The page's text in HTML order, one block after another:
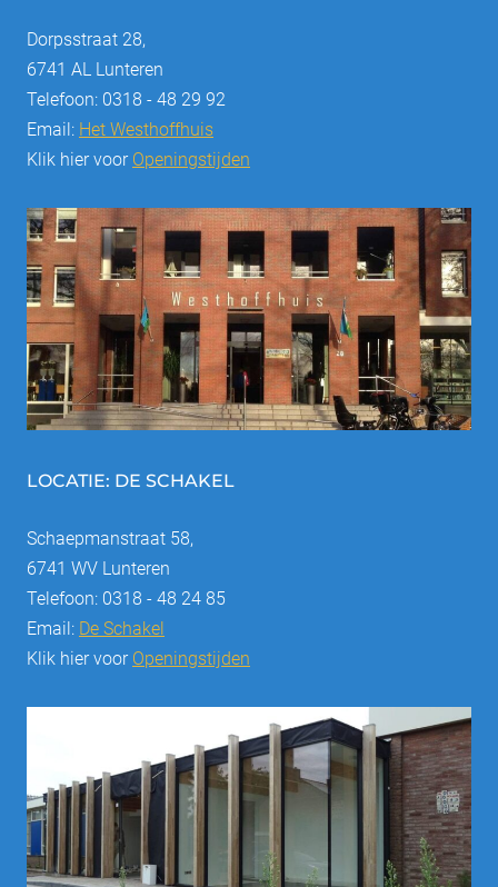
Dorpsstraat 28,
6741 AL Lunteren
Telefoon: 0318 - 48 29 92
Email: Het Westhoffhuis
Klik hier voor Openingstijden
LOCATIE: DE SCHAKEL
Schaepmanstraat 58,
6741 WV Lunteren
Telefoon: 0318 - 48 24 85
Email: De Schakel
Klik hier voor Openingstijden